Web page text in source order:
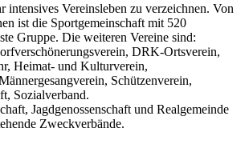
intensives Vereinsleben zu verzeichnen. Von
ist die Sportgemeinschaft mit 520
Gruppe. Die weiteren Vereine sind:
DRK-Ortsverein,
Heimat- und Kulturverein,
Schützenverein,
Sozialverband.
Jagdgenossenschaft und Realgemeinde
Zweckverbände.